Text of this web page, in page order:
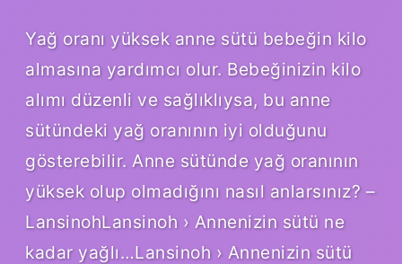
Yağ oranı yüksek anne sütü bebeğin kilo
almasına yardımcı olur. Bebeğinizin kilo
alımı düzenli ve sağlıklıysa, bu anne
sütündeki yağ oranının iyi olduğunu
gösterebilir. Anne sütünde yağ oranının
yüksek olup olmadığını nasıl anlarsınız? –
LansinohLansinoh › Annenizin sütü ne
kadar yağlı…Lansinoh › Annenizin sütü